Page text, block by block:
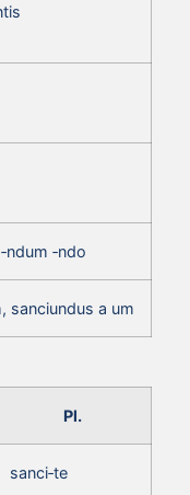
‑ndo
sanciundus a um
Pl.
sanci‑te